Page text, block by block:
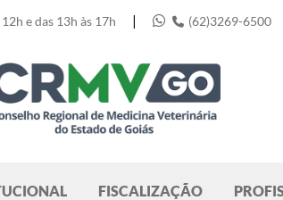
e das 13h às 17h | (62)3269-6500
FISCALIZAÇÃO